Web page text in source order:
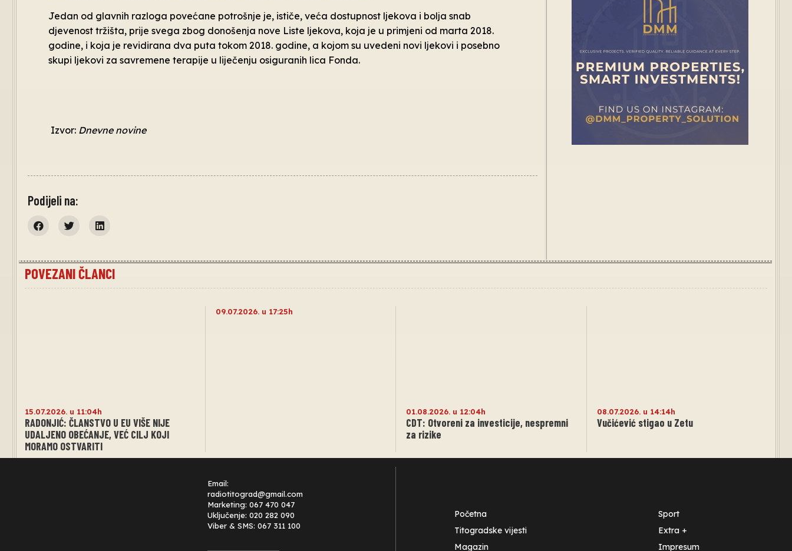
Jedan od glavnih razloga povećane potrošnje je, ističe, veća dostupnost ljekova i bolja snab
djevenost tržišta, prije svega zbog donošenja nove Liste ljekova, koja je u primjeni od marta 2018.
godine, i koja je revidirana dva puta tokom 2018. godine, a kojom su uvedeni novi ljekovi i posebno
skupi ljekovi za savremene terapije u liječenju osiguranih lica Fonda.
Izvor: Dnevne novine
Podijeli na:
POVEZANI ČLANCI
15.07.2026. u 11:04h
RADONJIĆ: ČLANSTVO U EU VIŠE NIJE
UDALJENO OBEĆANJE, VEĆ CILJ KOJI
MORAMO OSTVARITI
09.07.2026. u 17:25h
01.08.2026. u 12:04h
CDT: Otvoreni za investicije, nespremni
za rizike
08.07.2026. u 14:14h
Vučićević stigao u Zetu
Email:
radiotitograd@gmail.com
Marketing: 067 470 047
Uključenje: 020 282 090
Viber & SMS: 067 311 100
Početna
Titogradske vijesti
Magazin
Sport
Extra +
Impresum